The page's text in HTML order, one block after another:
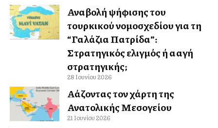
Αναβολή ψήφισης του
τουρκικού νομοσχεδίου για τη
“Γαλάζια Πατρίδα”:
Στρατηγικός ελιγμός ή αλλαγή
στρατηγικής;
28 Ιουνίου 2026
Αλλάζοντας τον χάρτη της
Ανατολικής Μεσογείου
21 Ιουνίου 2026